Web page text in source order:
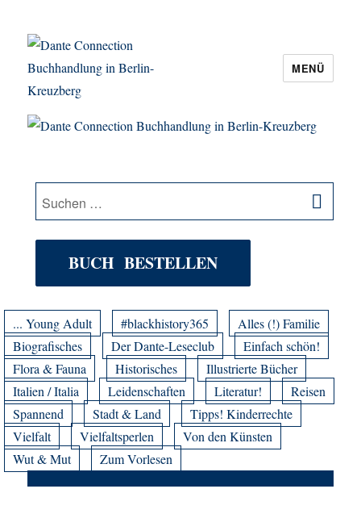
Dante Connection Buchhandlung in
MENÜ
Suche
nach:
BUCH BESTELLEN
... Young Adult #blackhistory365
Alles (!) Familie
Biografisches
Der Dante-Leseclub
Einfach schön!
Flora & Fauna
Historisches
Illustrierte Bücher
Italien / Italia
Leidenschaften Literatur!
Reisen
Spannend
Stadt & Land
Tipps! Kinderrechte
Vielfalt
Vielfaltsperlen
Von den Künsten
Wut & Mut
Zum Vorlesen